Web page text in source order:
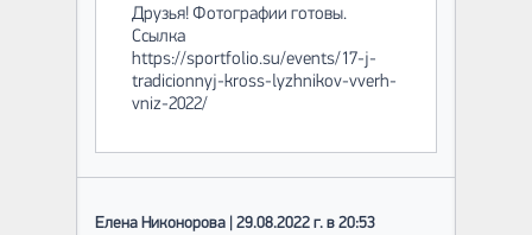
Друзья! Фотографии готовы.
Ссылка
https://sportfolio.su/events/17-j-
tradicionnyj-kross-lyzhnikov-vverh-
vniz-2022/
Елена Никонорова | 29.08.2022 г. в 20:53